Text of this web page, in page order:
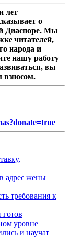
лет
о
Диаспоре. Мы
читателей,
народа и
нашу работу
вы
взносом.
адрес жены
требования к
уровне
и научат